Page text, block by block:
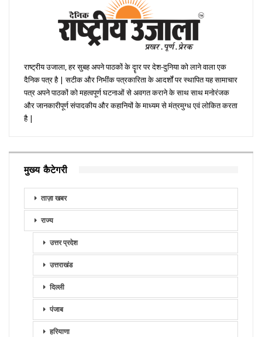
राष्ट्रीय उजाला, हर सुबह अपने पाठकों के दॄार पर देश-दुनिया को लाने वाला एक
दैनिक पत्र है | सटीक और निभींक पत्रकारिता के आदर्शों पर स्थापित यह सामाचार
पत्र अपने पाठकों को महत्वपूर्ण घटनाओं से अवगत कराने के साथ साथ मनोरंजक
और जानकारीपूर्ण संपादकीय और कहानियों के माध्यम से मंत्रमुग्ध एवं लोकित करता
है |
मुख्य कैटेगरी
ताज़ा खबर
राज्य
उत्तर प्रदेश
उत्तराखंड
दिल्ली
पंजाब
हरियाणा